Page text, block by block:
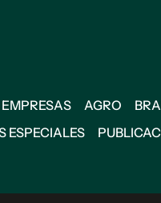
AGRO
ESPECIALES